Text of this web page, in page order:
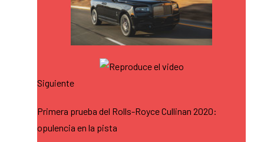
Siguiente
Primera prueba del Rolls-Royce Cullinan 2020:
opulencia en la pista